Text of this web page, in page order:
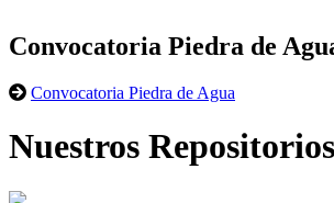
Convocatoria Piedra de
Convocatoria Piedra de Agua
Nuestros